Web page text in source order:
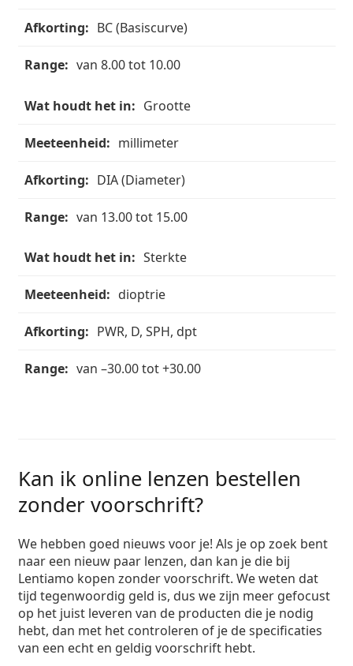
Range
BC (Basiscurve)
van 8.00 tot 10.00
Grootte
millimeter
DIA (Diameter)
van 13.00 tot 15.00
Sterkte
dioptrie
PWR, D, SPH, dpt
van –30.00 tot +30.00
Kan ik online lenzen bestellen
zonder voorschrift?
We hebben goed nieuws voor je! Als je op zoek bent
naar een nieuw paar lenzen, dan kan je die bij
Lentiamo kopen zonder voorschrift. We weten dat
tijd tegenwoordig geld is, dus we zijn meer gefocust
op het juist leveren van de producten die je nodig
hebt, dan met het controleren of je de specificaties
van een echt en geldig voorschrift hebt.